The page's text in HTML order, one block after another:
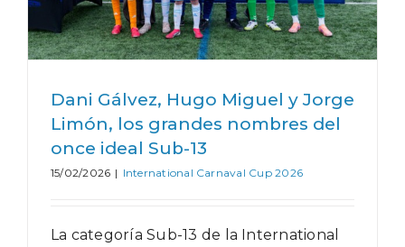
Dani Gálvez, Hugo Miguel y Jorge
Limón, los grandes nombres del
once ideal Sub-13
15/02/2026 | International Carnaval Cup 2026
La categoría Sub-13 de la International